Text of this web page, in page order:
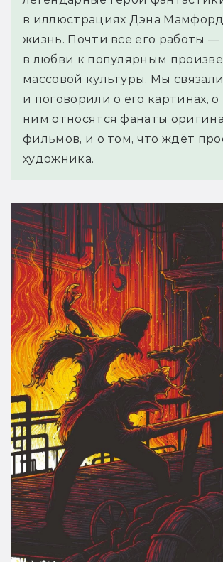
в иллюстрациях Дэна
жизнь. Почти все его работы
в любви к популярным
массовой культуры. Мы
и поговорили о его картинах, о
ним относятся фанаты
фильмов, и о том, что ждёт
художника.